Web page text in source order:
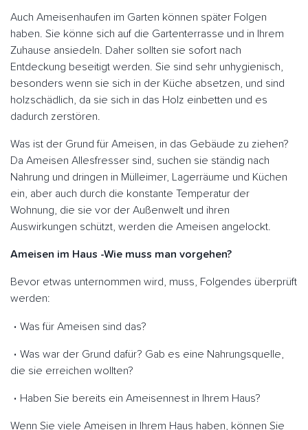
Auch Ameisenhaufen im Garten können später Folgen
haben. Sie könne sich auf die Gartenterrasse und in Ihrem
Zuhause ansiedeln. Daher sollten sie sofort nach
Entdeckung beseitigt werden. Sie sind sehr unhygienisch,
besonders wenn sie sich in der Küche absetzen, und sind
holzschädlich, da sie sich in das Holz einbetten und es
dadurch zerstören.
Was ist der Grund für Ameisen, in das Gebäude zu ziehen?
Da Ameisen Allesfresser sind, suchen sie ständig nach
Nahrung und dringen in Mülleimer, Lagerräume und Küchen
ein, aber auch durch die konstante Temperatur der
Wohnung, die sie vor der Außenwelt und ihren
Auswirkungen schützt, werden die Ameisen angelockt.
Ameisen im Haus -Wie muss man vorgehen?
Bevor etwas unternommen wird, muss, Folgendes überprüft
werden:
Was für Ameisen sind das?
Was war der Grund dafür? Gab es eine Nahrungsquelle,
die sie erreichen wollten?
Haben Sie bereits ein Ameisennest in Ihrem Haus?
Wenn Sie viele Ameisen in Ihrem Haus haben, können Sie